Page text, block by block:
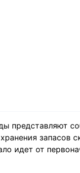
представляют
запасов
идет от